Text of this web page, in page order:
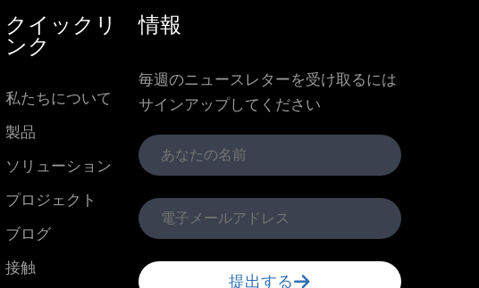
クイックリ
ンク
私たちについて
製品
ソリューション
プロジェクト
ブログ
接触
情報
毎週のニュースレターを受け取るには
サインアップしてください
提出する